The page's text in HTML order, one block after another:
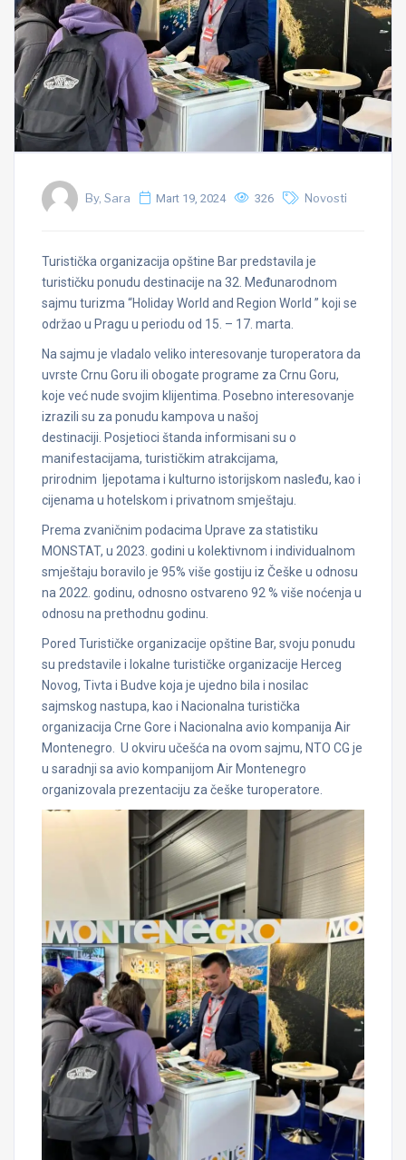
By, Sara Mart 19, 2024 326 Novosti
Turistička organizacija opštine Bar predstavila je
turističku ponudu destinacije na 32. Međunarodnom
sajmu turizma “Holiday World and Region World ” koji se
održao u Pragu u periodu od 15. – 17. marta.
Na sajmu je vladalo veliko interesovanje turoperatora da
uvrste Crnu Goru ili obogate programe za Crnu Goru,
koje već nude svojim klijentima. Posebno interesovanje
izrazili su za ponudu kampova u našoj
destinaciji. Posjetioci štanda informisani su o
manifestacijama, turističkim atrakcijama,
prirodnim ljepotama i kulturno istorijskom nasleđu, kao i
cijenama u hotelskom i privatnom smještaju.
Prema zvaničnim podacima Uprave za statistiku
MONSTAT, u 2023. godini u kolektivnom i individualnom
smještaju boravilo je 95% više gostiju iz Češke u odnosu
na 2022. godinu, odnosno ostvareno 92 % više noćenja u
odnosu na prethodnu godinu.
Pored Turističke organizacije opštine Bar, svoju ponudu
su predstavile i lokalne turističke organizacije Herceg
Novog, Tivta i Budve koja je ujedno bila i nosilac
sajmskog nastupa, kao i Nacionalna turistička
organizacija Crne Gore i Nacionalna avio kompanija Air
Montenegro. U okviru učešća na ovom sajmu, NTO CG je
u saradnji sa avio kompanijom Air Montenegro
organizovala prezentaciju za češke turoperatore.